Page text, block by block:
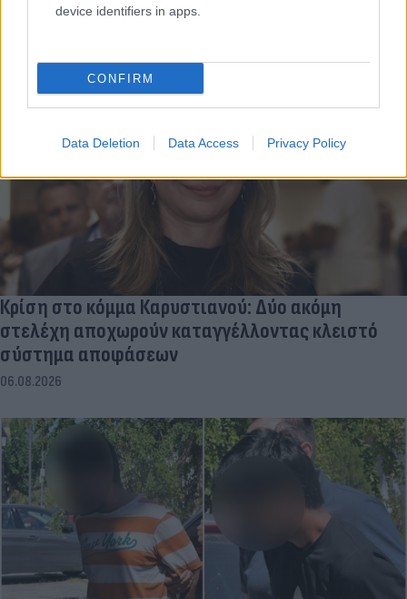
device identifiers in apps.
CONFIRM
Data Deletion Data Access Privacy Policy
Κρίση στο κόμμα Καρυστιανού: Δύο ακόμη
στελέχη αποχωρούν καταγγέλλοντας κλειστό
σύστημα αποφάσεων
06.08.2026